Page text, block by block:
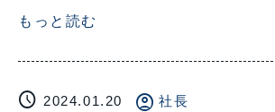
もっと読む
schedule 2024.01.20 account_circle 社長